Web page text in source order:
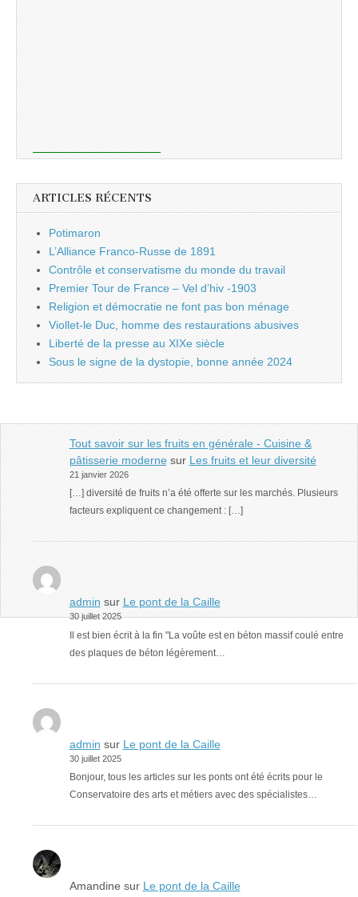
ARTICLES RÉCENTS
Potimaron
L’Alliance Franco-Russe de 1891
Contrôle et conservatisme du monde du travail
Premier Tour de France – Vel d’hiv -1903
Religion et démocratie ne font pas bon ménage
Viollet-le Duc, homme des restaurations abusives
Liberté de la presse au XIXe siècle
Sous le signe de la dystopie, bonne année 2024
Tout savoir sur les fruits en générale - Cuisine &
pâtisserie modernesur Les fruits et leur diversité
21 janvier 2026
[…] diversité de fruits n’a été offerte sur les marchés. Plusieurs
facteurs expliquent ce changement : […]
admin sur Le pont de la Caille
30 juillet 2025
Il est bien écrit à la fin "La voûte est en béton massif coulé entre
des plaques de béton légèrement…
admin sur Le pont de la Caille
30 juillet 2025
Bonjour, tous les articles sur les ponts ont été écrits pour le
Conservatoire des arts et métiers avec des spécialistes…
Amandine sur Le pont de la Caille